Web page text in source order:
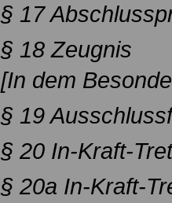
§ 17
§ 18 Zeugnis
[In dem
§ 19
§ 20 In-Kraft-
§ 20a In-Kraft-